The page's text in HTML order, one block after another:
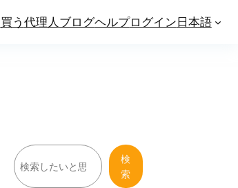
買う 代理人 ブログヘルプログイン日本語
検
索
検
索